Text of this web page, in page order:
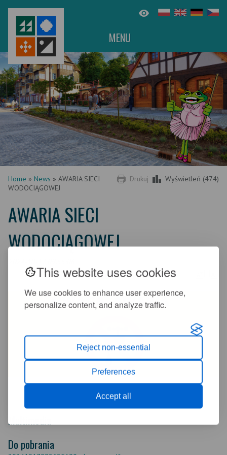
This website uses cookies
We use cookies to enhance user experience,
personalize content, and analyze traffic.
Reject non-essential
Preferences
Accept all
MENU
Drukuj Wyświetleń (474)
Home » News » AWARIA SIECI
WODOCIĄGOWEJ
AWARIA SIECI
WODOCIĄGOWEJ
Multimedia
Do pobrania